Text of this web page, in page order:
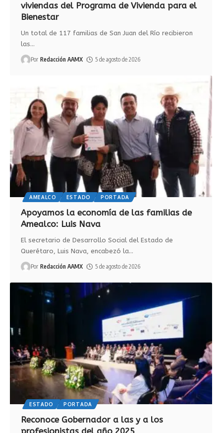
viviendas del Programa de Vivienda para el
Bienestar
Un total de 117 familias de San Juan del Río recibieron
las…
Por Redacción AAMX 5 de agosto de 2026
AMEALCO ESTADO PORTADA
Apoyamos la economía de las familias de
Amealco: Luis Nava
El secretario de Desarrollo Social del Estado de
Querétaro, Luis Nava, encabezó la…
Por Redacción AAMX 5 de agosto de 2026
ESTADO PORTADA
Reconoce Gobernador a las y a los
profesionistas del año 2025